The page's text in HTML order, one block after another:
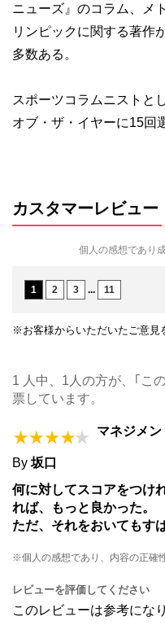
ニューズ』のコラム、メ
リンピックに関する著作
多数ある。
スポーツコラムニストと
オブ・ザ・イヤーに15回
カスタマーレビュー
個人の感想であり
1 2 3 ... 11
※お客様からいただいたご意見
1 人中、1人の方が、｢こ
票しています。
マネジメ
By 坂口
何に対してスコアをつけ
れば、もっと良かった。
ただ、それをおいてもす
※個人の感想であり、内容の正確
レビューを評価してください
このレビューは参考にな